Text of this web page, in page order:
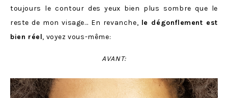
toujours le contour des yeux bien plus sombre que le
reste de mon visage… En revanche, le dégonflement est
bien réel, voyez vous-même:
AVANT: